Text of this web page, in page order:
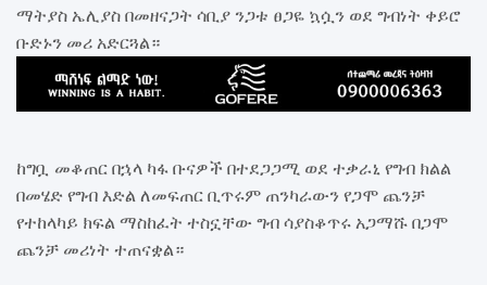
ማትያስ ኤሊያስ በመዘናጋት ሳቢያ ንጋቱ ፀጋዬ ኳሷን ወደ ግብነት ቀይሮ
ቡድኑን መሪ አድርጓል።
ከግቧ መቆጠር በኋላ ካፋ ቡናዎች በተደጋጋሚ ወደ ተቃራኒ የግብ ክልል
በመሄድ የግብ እድል ለመፍጠር ቢጥሩም ጠንካራውን የጋሞ ጨንቻ
የተከላካይ ክፍል ማስከፈት ተስኗቸው ግብ ሳያስቆጥሩ አጋማሹ በጋሞ
ጨንቻ መሪነት ተጠናቋል።